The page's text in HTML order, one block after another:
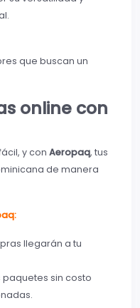
que buscan un
online con
y con Aeropaq, tus
de manera
llegarán a tu
paquetes sin costo